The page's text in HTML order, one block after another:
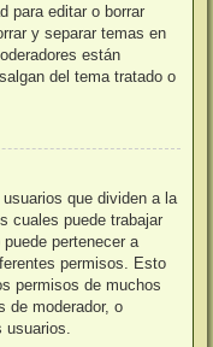
para editar o borrar
y separar temas en
están
del tema tratado o
que dividen a la
cuales puede trabajar
pertenecer a
permisos. Esto
permisos de muchos
de moderador, o
usuarios.